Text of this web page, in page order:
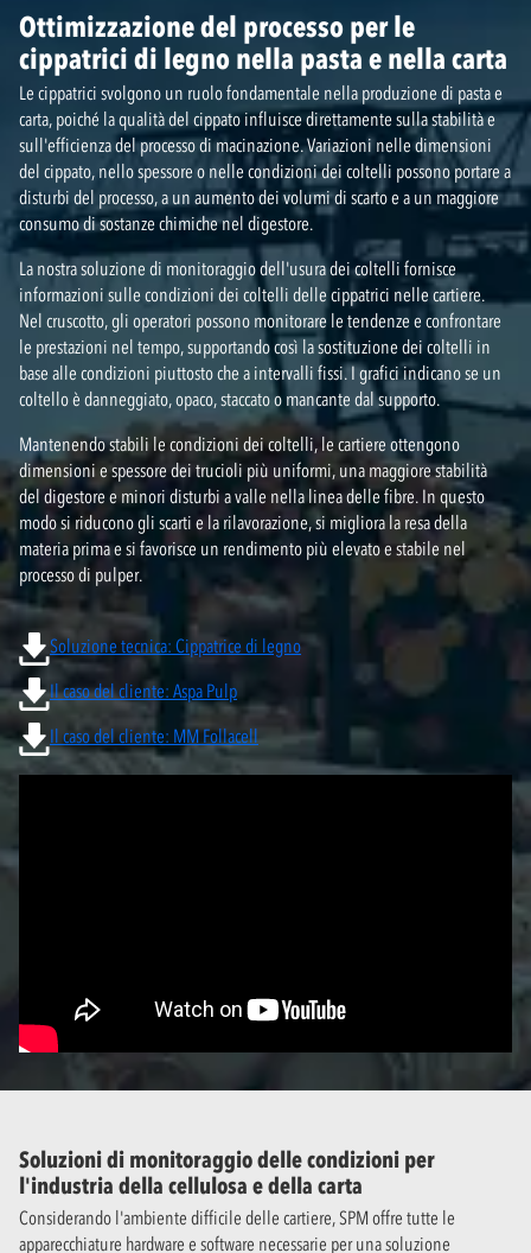
Ottimizzazione del processo per le
cippatrici di legno nella pasta e nella carta
Le cippatrici svolgono un ruolo fondamentale nella produzione di pasta e
carta, poiché la qualità del cippato influisce direttamente sulla stabilità e
sull'efficienza del processo di macinazione. Variazioni nelle dimensioni
del cippato, nello spessore o nelle condizioni dei coltelli possono portare a
disturbi del processo, a un aumento dei volumi di scarto e a un maggiore
consumo di sostanze chimiche nel digestore.
La nostra soluzione di monitoraggio dell'usura dei coltelli fornisce
informazioni sulle condizioni dei coltelli delle cippatrici nelle cartiere.
Nel cruscotto, gli operatori possono monitorare le tendenze e confrontare
le prestazioni nel tempo, supportando così la sostituzione dei coltelli in
base alle condizioni piuttosto che a intervalli fissi. I grafici indicano se un
coltello è danneggiato, opaco, staccato o mancante dal supporto.
Mantenendo stabili le condizioni dei coltelli, le cartiere ottengono
dimensioni e spessore dei trucioli più uniformi, una maggiore stabilità
del digestore e minori disturbi a valle nella linea delle fibre. In questo
modo si riducono gli scarti e la rilavorazione, si migliora la resa della
materia prima e si favorisce un rendimento più elevato e stabile nel
processo di pulper.
Soluzione tecnica: Cippatrice di legno
Il caso del cliente: Aspa Pulp
Il caso del cliente: MM Follacell
Soluzioni di monitoraggio delle condizioni per
l'industria della cellulosa e della carta
Considerando l'ambiente difficile delle cartiere, SPM offre tutte le
apparecchiature hardware e software necessarie per una soluzione